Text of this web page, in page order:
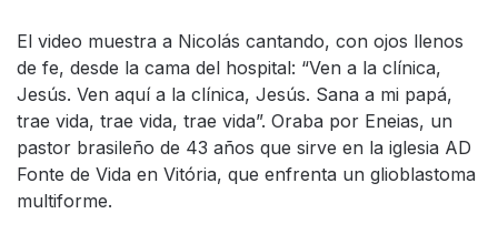
El video muestra a Nicolás cantando, con ojos llenos
de fe, desde la cama del hospital: “Ven a la clínica,
Jesús. Ven aquí a la clínica, Jesús. Sana a mi papá,
trae vida, trae vida, trae vida”. Oraba por Eneias, un
pastor brasileño de 43 años que sirve en la iglesia AD
Fonte de Vida en Vitória, que enfrenta un glioblastoma
multiforme.